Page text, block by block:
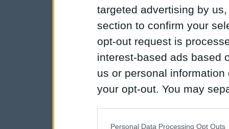
targeted advertising by
section to confirm your
opt-out request is
interest-based ads based
us or personal
your opt-out. You may
Personal Data Processing Opt Outs